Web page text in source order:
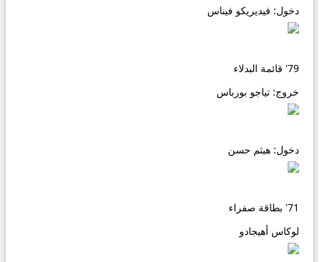
دخول: فيديريكو فيناس
79' قائمة البدلاء
خروج: تياجو بورباس
دخول: هيثم حسن
71' بطاقة صفراء
لوكاس أهيجادو